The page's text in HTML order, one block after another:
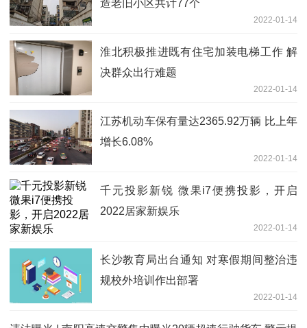
造老旧小区共计77个
2022-01-14
淮北积极推进既有住宅加装电梯工作 解
决群众出行难题
2022-01-14
江苏机动车保有量达2365.92万辆 比上年
增长6.08%
2022-01-14
千元投影新锐 微果i7便携投影，开启
2022居家新娱乐
2022-01-14
长沙教育局出台通知 对寒假期间整治违
规校外培训作出部署
2022-01-14